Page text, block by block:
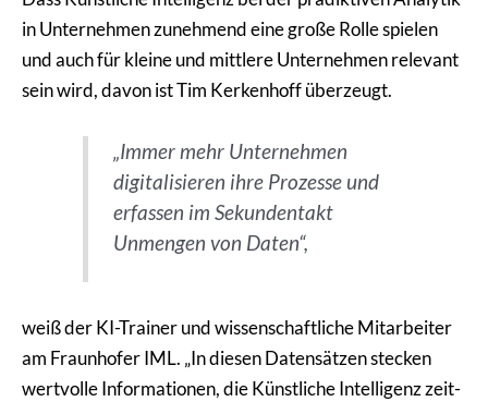
in Unternehmen zunehmend eine große Rolle spielen
und auch für kleine und mittlere Unternehmen relevant
sein wird, davon ist Tim Kerkenhoff überzeugt.
„Immer mehr Unternehmen
digitalisieren ihre Prozesse und
erfassen im Sekundentakt
Unmengen von Daten“,
weiß der KI-Trainer und wissenschaftliche Mitarbeiter
am Fraunhofer IML. „In diesen Datensätzen stecken
wertvolle Informationen, die Künstliche Intelligenz zeit-